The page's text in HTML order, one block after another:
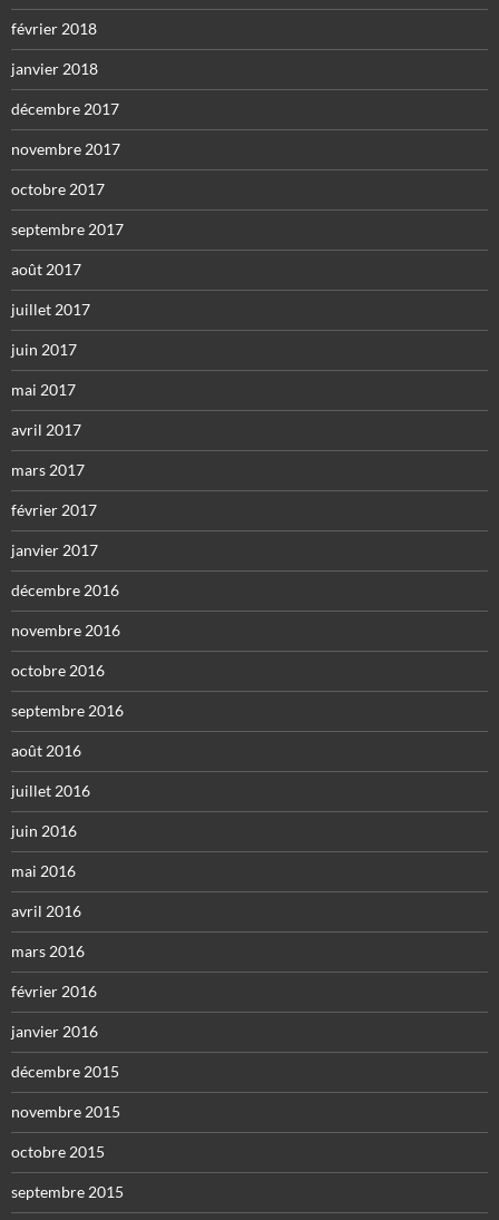
février 2018
janvier 2018
décembre 2017
novembre 2017
octobre 2017
septembre 2017
août 2017
juillet 2017
juin 2017
mai 2017
avril 2017
mars 2017
février 2017
janvier 2017
décembre 2016
novembre 2016
octobre 2016
septembre 2016
août 2016
juillet 2016
juin 2016
mai 2016
avril 2016
mars 2016
février 2016
janvier 2016
décembre 2015
novembre 2015
octobre 2015
septembre 2015